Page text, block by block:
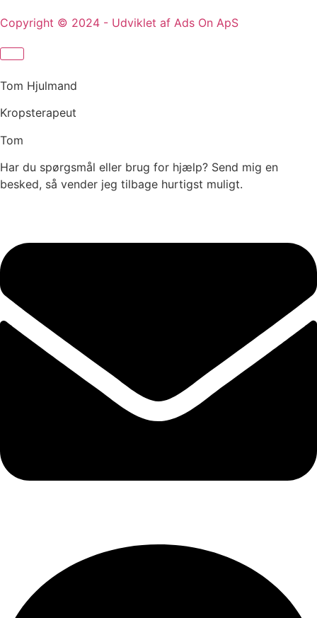
Copyright © 2024 - Udviklet af Ads On ApS
Tom Hjulmand
Kropsterapeut
Tom
Har du spørgsmål eller brug for hjælp? Send mig en
besked, så vender jeg tilbage hurtigst muligt.